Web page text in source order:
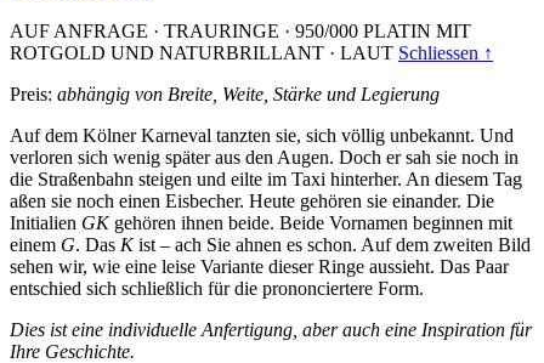
AUF ANFRAGE · TRAURINGE · 950/000 PLATIN MIT
ROTGOLD UND NATURBRILLANT · LAUT Schliessen ↑
Preis: abhängig von Breite, Weite, Stärke und Legierung
Auf dem Kölner Karneval tanzten sie, sich völlig unbekannt. Und
verloren sich wenig später aus den Augen. Doch er sah sie noch in
die Straßenbahn steigen und eilte im Taxi hinterher. An diesem Tag
aßen sie noch einen Eisbecher. Heute gehören sie einander. Die
Initialien GKgehören ihnen beide. Beide Vornamen beginnen mit
einem G. Das Kist – ach Sie ahnen es schon. Auf dem zweiten Bild
sehen wir, wie eine leise Variante dieser Ringe aussieht. Das Paar
entschied sich schließlich für die prononciertere Form.
Dies ist eine individuelle Anfertigung, aber auch eine Inspiration für
Ihre Geschichte.